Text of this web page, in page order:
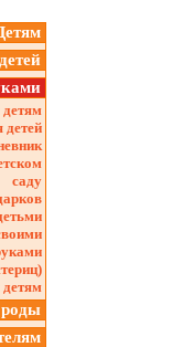
детей
саду
роды